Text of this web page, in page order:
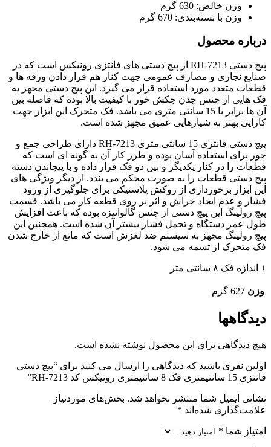
وزن خالص: 630 گرم
وزن با بسته‌بندی: 670 گرم
درباره محصول
پیچ دستی RH-7213 از پیچ دستی های فانتزی رونیکس است که در
صنایع نجاری و مصارف عمومی جهت کنار هم قرار دادن ورقه ها و
قطعات متعدد مورد استفاده قرار می گیرد. این پیچ دستی مجهز به
فک هایی از جنس چدن چکش خور با کیفیت بالا بوده که فاصله بین
آن ها برابر با 15 سانتی متری می باشد. فک متحرک این ابزار جهت
کارایی بهتر به شیارهایی عمیق مجهز شده است.
پیچ دستی فانتزی 15 سانتی متری RH-7213 دارای طراحی جمع و
جور برای استفاده آسان بوده و طرز کار آن به گونه ای است که
قطعات را در کنار یکدیگر و بین دو فک قرار داده و با پیچاندن دسته
پیچ دستی قطعات را به صورت محکم می بندد. از دیگر ویژگی های
این ابزار برخورداری از روکش پلاستیکی برای جلوگیری از ورود
فشار و عدم ایجاد خراش و اثر بر روی قطعه کار می باشد. قسمت
پیچ رولینگ این پیچ دستی از جنس گالوانیزه بوده که باعث افزایش
طول عمر دستگاه و تحمل فشار بیشتر آن شده است. همچنین این
پیچ رولینگ مجهز به سیستم ضد لغزش است که مانع از خارج شدن
فک متحرک از تسمه می شود.
+ اندازه فک ۸ سانتی متر
وزن 627 گرم
دیدگاهها
هیچ دیدگاهی برای این محصول نوشته نشده است.
اولین نفری باشید که دیدگاهی را ارسال می کنید برای “پیچ دستی
فانتزی 15 سانتیمتری فک 8 سانتیمتری رونیکس کد RH-7213”
نشانی ایمیل شما منتشر نخواهد شد. بخش‌های موردنیاز
علامت‌گذاری شده‌اند *
امتیاز شما *